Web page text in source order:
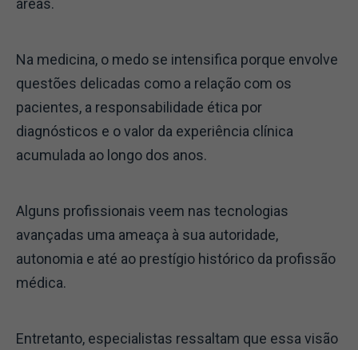
áreas.
Na medicina, o medo se intensifica porque envolve
questões delicadas como a relação com os
pacientes, a responsabilidade ética por
diagnósticos e o valor da experiência clínica
acumulada ao longo dos anos.
Alguns profissionais veem nas tecnologias
avançadas uma ameaça à sua autoridade,
autonomia e até ao prestígio histórico da profissão
médica.
Entretanto, especialistas ressaltam que essa visão